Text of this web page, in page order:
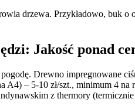
drzewa. Przykładowo, buk
Jakość ponad
Drewno impregnowane
A4) – 5-10 zł/szt., minimum 4
z thermory